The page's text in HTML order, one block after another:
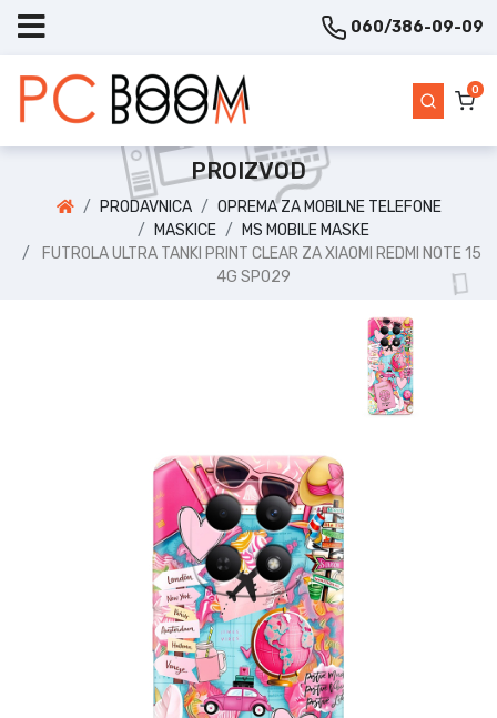
060/386-09-09
0
PROIZVOD
PRODAVNICA
OPREMA ZA MOBILNE TELEFONE
MASKICE
MS MOBILE MASKE
FUTROLA ULTRA TANKI PRINT CLEAR ZA XIAOMI REDMI NOTE 15
4G SP029